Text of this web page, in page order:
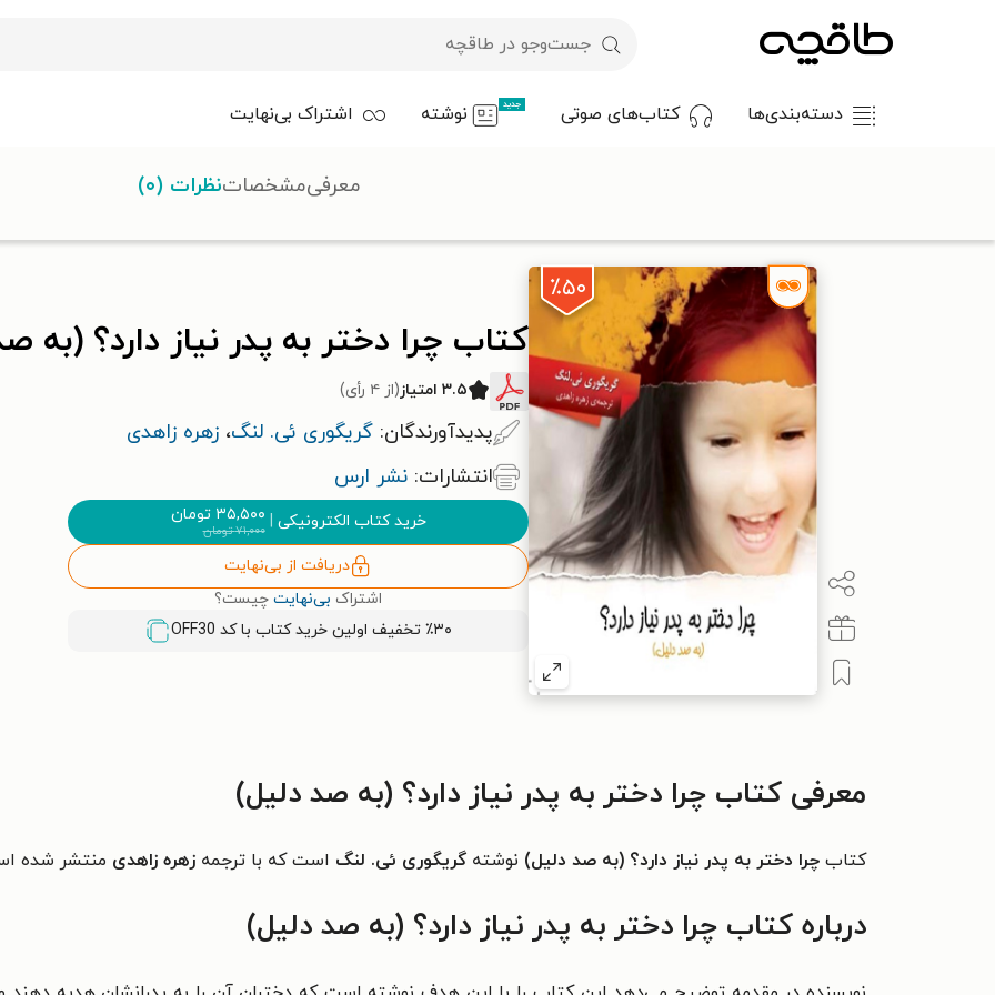
دسته‌بندی‌ها کتاب‌های صوتی جدید نوشته اشتراک بی‌نهایت
٪۵۰
کتاب چرا دختر به پدر نیاز دارد؟ (به
۳.۵ امتیاز (از ۴ رأی)
پدیدآورندگان: گریگوری ئی. لنگ، زهره زاهدی
انتشارات: نشر ارس
خرید کتاب الکترونیکی ۳۵,۵۰۰ تومان
۷۱,۰۰۰تومان
دریافت از بی‌نهایت
اشتراک بی‌نهایت چیست؟
٪۳۰ تخفیف اولین خرید کتاب با کد
OFF30
معرفیمشخصاتنظرات (۰)
معرفی کتاب چرا دختر به پدر نیاز دارد؟ (به صد دلیل)
کتاب چرا دختر به پدر نیاز دارد؟ (به صد دلیل) نوشته گریگوری ئی. لنگ است که با ترجمه زهره زاهدی منتشر شده
درباره کتاب چرا دختر به پدر نیاز دارد؟ (به صد دلیل)